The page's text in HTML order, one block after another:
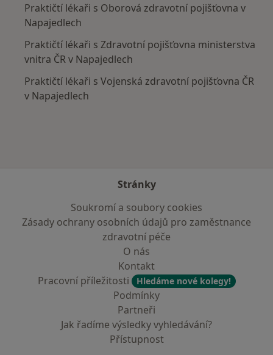
Praktičtí lékaři s Oborová zdravotní pojišťovna v
Napajedlech
Praktičtí lékaři s Zdravotní pojišťovna ministerstva
vnitra ČR v Napajedlech
Praktičtí lékaři s Vojenská zdravotní pojišťovna ČR
v Napajedlech
Stránky
Soukromí a soubory cookies
Zásady ochrany osobních údajů pro zaměstnance
zdravotní péče
O nás
Kontakt
Pracovní příležitosti
Hledáme nové kolegy!
Podmínky
Partneři
Jak řadíme výsledky vyhledávání?
Přístupnost